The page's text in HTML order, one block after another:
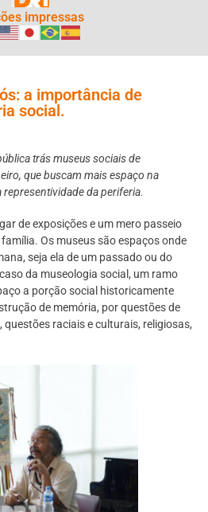
impressas
a importância de
social.
trás museus sociais de
que buscam mais espaço na
da periferia.
de exposições e um mero passeio
Os museus são espaços onde
seja ela de um passado ou do
da museologia social, um ramo
a porção social historicamente
de memória, por questões de
questões raciais e culturais, religiosas,